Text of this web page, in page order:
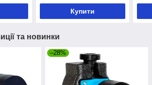
Купити
та новинки
–28%